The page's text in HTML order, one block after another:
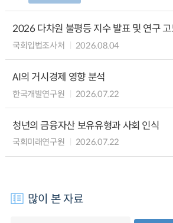
2026 다차원 불평등 지수 발표 및 연구
국회입법조사처 2026.08.04
AI의 거시경제 영향 분석
한국개발연구원 2026.07.22
청년의 금융자산 보유유형과 사회 인식
국회미래연구원 2026.07.22
많이 본 자료